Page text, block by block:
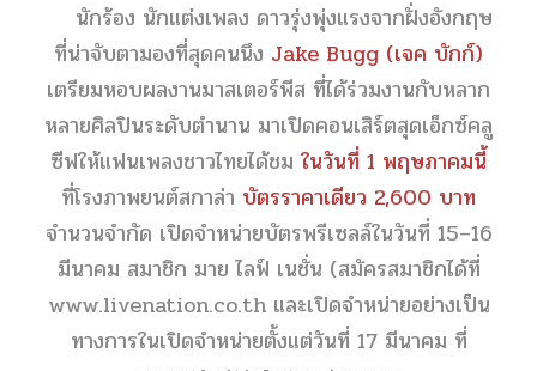
นักร้อง นักแต่งเพลง ดาวรุ่งพุ่งแรงจากฝั่งอังกฤษ
ที่น่าจับตามองที่สุดคนนึง Jake Bugg (เจค บักก์)
เตรียมหอบผลงานมาสเตอร์พีส ที่ได้ร่วมงานกับหลาก
หลายศิลปินระดับตำนาน มาเปิดคอนเสิร์ตสุดเอ็กซ์คลู
ซีฟให้แฟนเพลงชาวไทยได้ชม ในวันที่ 1 พฤษภาคมนี้
ที่โรงภาพยนต์สกาล่า บัตรราคาเดียว 2,600 บาท
จำนวนจำกัด เปิดจำหน่ายบัตรพรีเซลล์ในวันที่ 15–16
มีนาคม สมาชิก มาย ไลฟ์ เนชั่น (สมัครสมาชิกได้ที่
www.livenation.co.thและเปิดจำหน่ายอย่างเป็น
ทางการในเปิดจำหน่ายตั้งแต่วันที่ 17 มีนาคม ที่